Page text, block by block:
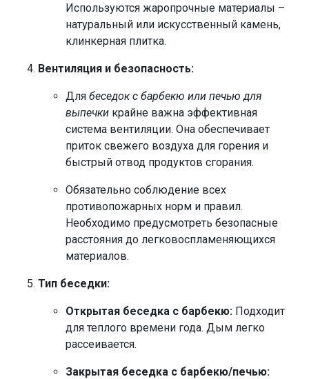
Используются жаропрочные материалы –
натуральный или искусственный камень,
клинкерная плитка.
Вентиляция и безопасность:
Для беседок с барбекю или печью для
выпечки крайне важна эффективная
система вентиляции. Она обеспечивает
приток свежего воздуха для горения и
быстрый отвод продуктов сгорания.
Обязательно соблюдение всех
противопожарных норм и правил.
Необходимо предусмотреть безопасные
расстояния до легковоспламеняющихся
материалов.
Тип беседки:
Открытая беседка с барбекю: Подходит
для теплого времени года. Дым легко
рассеивается.
Закрытая беседка с барбекю/печью: